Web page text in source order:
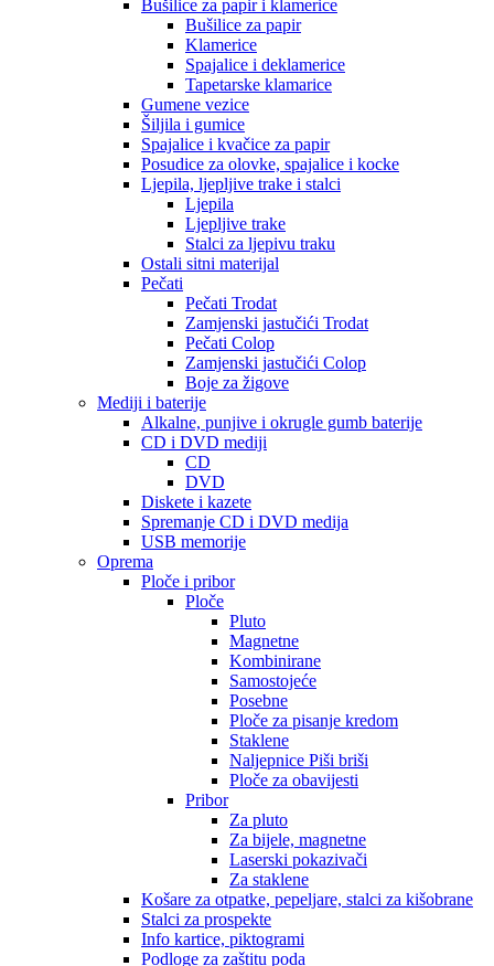
Bušilice za papir i klamerice
Bušilice za papir
Klamerice
Spajalice i deklamerice
Tapetarske klamarice
Gumene vezice
Šiljila i gumice
Spajalice i kvačice za papir
Posudice za olovke, spajalice i kocke
Ljepila, ljepljive trake i stalci
Ljepila
Ljepljive trake
Stalci za ljepivu traku
Ostali sitni materijal
Pečati
Pečati Trodat
Zamjenski jastučići Trodat
Pečati Colop
Zamjenski jastučići Colop
Boje za žigove
Mediji i baterije
Alkalne, punjive i okrugle gumb baterije
CD i DVD mediji
CD
DVD
Diskete i kazete
Spremanje CD i DVD medija
USB memorije
Oprema
Ploče i pribor
Ploče
Pluto
Magnetne
Kombinirane
Samostojeće
Posebne
Ploče za pisanje kredom
Staklene
Naljepnice Piši briši
Ploče za obavijesti
Pribor
Za pluto
Za bijele, magnetne
Laserski pokazivači
Za staklene
Košare za otpatke, pepeljare, stalci za kišobrane
Stalci za prospekte
Info kartice, piktogrami
Podloge za zaštitu poda